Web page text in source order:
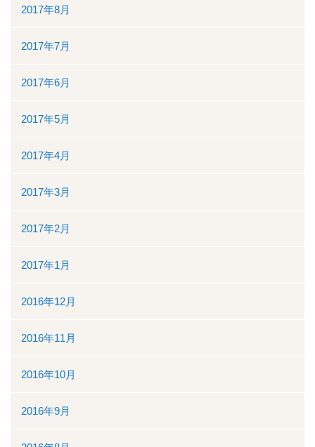
2017年8月
2017年7月
2017年6月
2017年5月
2017年4月
2017年3月
2017年2月
2017年1月
2016年12月
2016年11月
2016年10月
2016年9月